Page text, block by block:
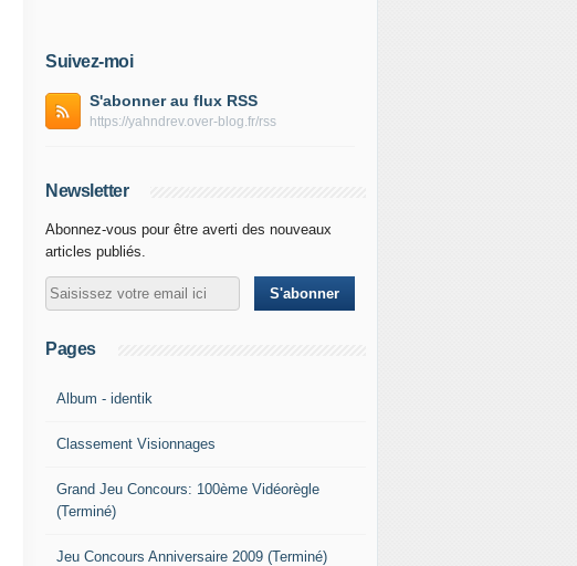
Suivez-moi
S'abonner au flux RSS
https://yahndrev.over-blog.fr/rss
Newsletter
Abonnez-vous pour être averti des nouveaux
articles publiés.
Pages
Album - identik
Classement Visionnages
Grand Jeu Concours: 100ème Vidéorègle
(Terminé)
Jeu Concours Anniversaire 2009 (Terminé)